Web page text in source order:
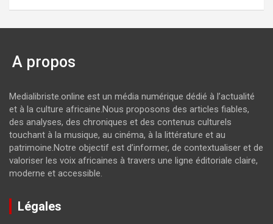
A propos
Medialibriste.online est un média numérique dédié à l’actualité
et à la culture africaine.Nous proposons des articles fiables,
des analyses, des chroniques et des contenus culturels
touchant à la musique, au cinéma, à la littérature et au
patrimoine.Notre objectif est d’informer, de contextualiser et de
valoriser les voix africaines à travers une ligne éditoriale claire,
moderne et accessible.
Légales